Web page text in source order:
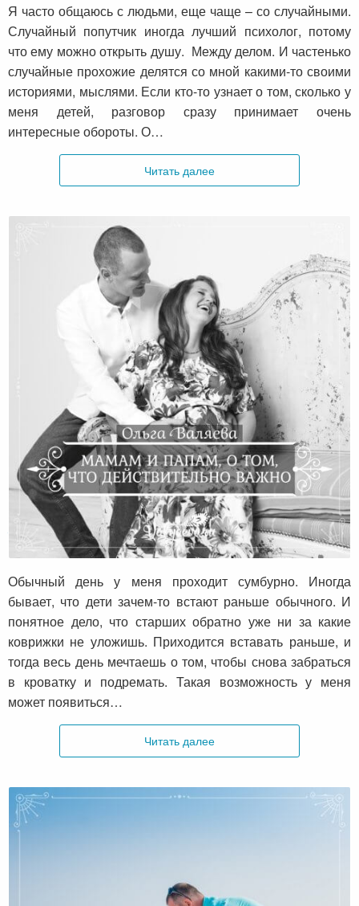
Я часто общаюсь с людьми, еще чаще – со случайными.
Случайный попутчик иногда лучший психолог, потому
что ему можно открыть душу. Между делом. И частенько
случайные прохожие делятся со мной какими-то своими
историями, мыслями. Если кто-то узнает о том, сколько у
меня детей, разговор сразу принимает очень
интересные обороты. О…
Читать далее
Мамам и папам, о том, что действительно
важно
Обычный день у меня проходит сумбурно. Иногда
бывает, что дети зачем-то встают раньше обычного. И
понятное дело, что старших обратно уже ни за какие
коврижки не уложишь. Приходится вставать раньше, и
тогда весь день мечтаешь о том, чтобы снова забраться
в кроватку и подремать. Такая возможность у меня
может появиться…
Читать далее